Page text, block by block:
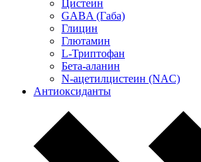
Цистеин
GABA (Габа)
Глицин
Глютамин
L-Триптофан
Бета-аланин
N-ацетилцистеин (NAC)
Антиоксиданты